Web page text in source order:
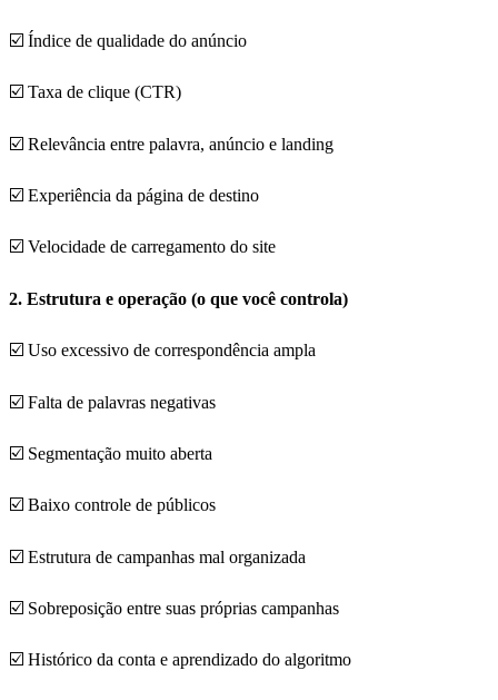
☑️ Índice de qualidade do anúncio
☑️ Taxa de clique (CTR)
☑️ Relevância entre palavra, anúncio e landing
☑️ Experiência da página de destino
☑️ Velocidade de carregamento do site
2. Estrutura e operação (o que você controla)
☑️ Uso excessivo de correspondência ampla
☑️ Falta de palavras negativas
☑️ Segmentação muito aberta
☑️ Baixo controle de públicos
☑️ Estrutura de campanhas mal organizada
☑️ Sobreposição entre suas próprias campanhas
☑️ Histórico da conta e aprendizado do algoritmo